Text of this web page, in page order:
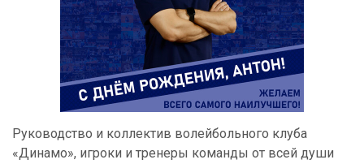
Руководство и коллектив волейбольного клуба
«Динамо», игроки и тренеры команды от всей души